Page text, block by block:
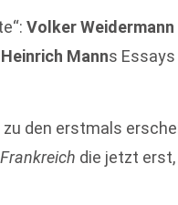
Volker Weidermann
Heinrich Manns Essays
zu den erstmals
die jetzt